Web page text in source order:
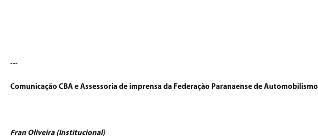
---
Comunicação CBA e Assessoria de imprensa da Federação Paranaense de Automobilismo
Fran Oliveira (Institucional)